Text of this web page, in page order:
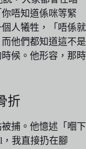
唔知道係咪等緊
人犧牲，「唔係就
他們都知道這不是
候。他形容，那時
折
捕。他憶述「嗰下
我直接扔在腳